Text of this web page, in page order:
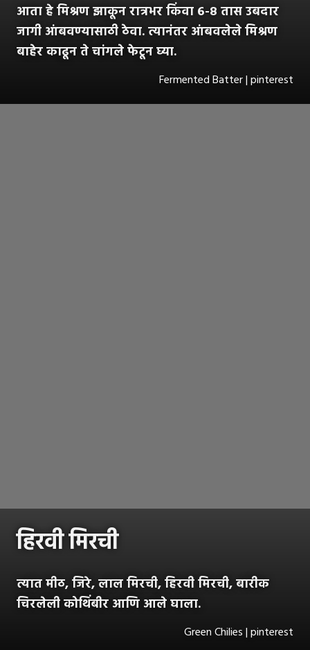
आता हे मिश्रण झाकून रात्रभर किंवा ६-८ तास उबदार
जागी आंबवण्यासाठी ठेवा. त्यानंतर आंबवलेले मिश्रण
बाहेर काढून ते चांगले फेटून घ्या.
Fermented Batter | pinterest
हिरवी मिरची
त्यात मीठ, जिरे, लाल मिरची, हिरवी मिरची, बारीक
चिरलेली कोथिंबीर आणि आले घाला.
Green Chilies | pinterest